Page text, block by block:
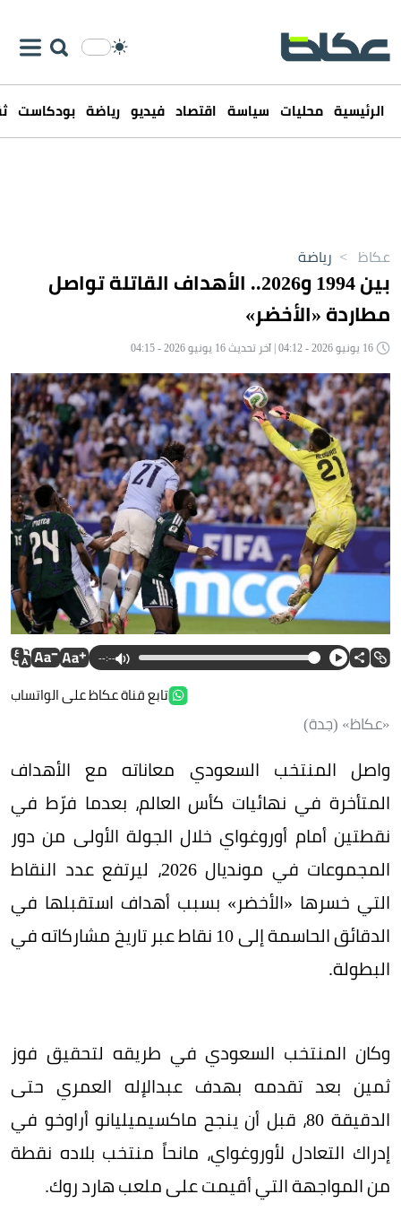
الرئيسية محليات سياسة اقتصاد فيديو رياضة بودكاست
عكاظ > رياضة
بين 1994 و2026.. الأهداف القاتلة تواصل
مطاردة «الأخضر»
--:--
تابع قناة عكاظ على الواتساب
«عكاظ» (جدة)
واصل المنتخب السعودي معاناته مع الأهداف
المتأخرة في نهائيات كأس العالم، بعدما فرّط في
نقطتين أمام أوروغواي خلال الجولة الأولى من دور
المجموعات في مونديال 2026، ليرتفع عدد النقاط
التي خسرها «الأخضر» بسبب أهداف استقبلها في
الدقائق الحاسمة إلى 10 نقاط عبر تاريخ مشاركاته في
البطولة.
وكان المنتخب السعودي في طريقه لتحقيق فوز
ثمين بعد تقدمه بهدف عبدالإله العمري حتى
الدقيقة 80، قبل أن ينجح ماكسيميليانو أراوخو في
إدراك التعادل لأوروغواي، مانحاً منتخب بلاده نقطة
من المواجهة التي أقيمت على ملعب هارد روك.